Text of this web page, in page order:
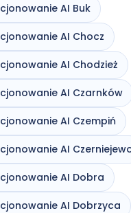
AI Buk
AI Chocz
AI Chodzież
AI Czarnków
AI Czempiń
AI
AI Dobra
AI Dobrzyca